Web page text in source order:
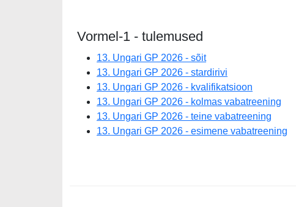
Vormel-1 - tulemused
13. Ungari GP 2026 - sõit
13. Ungari GP 2026 - stardirivi
13. Ungari GP 2026 - kvalifikatsioon
13. Ungari GP 2026 - kolmas vabatreening
13. Ungari GP 2026 - teine vabatreening
13. Ungari GP 2026 - esimene vabatreening